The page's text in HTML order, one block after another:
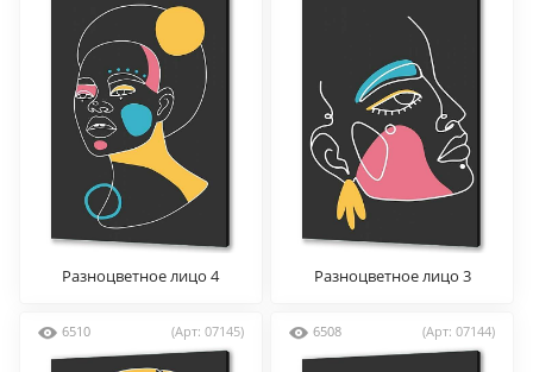
Разноцветное лицо 4 Разноцветное лицо 3
6510 (Арт: 07145) 6508 (Арт: 07144)